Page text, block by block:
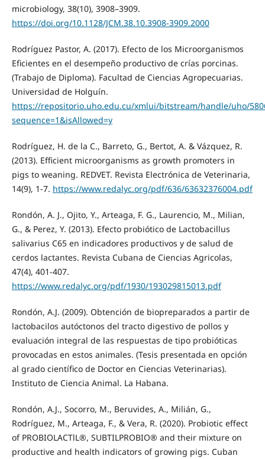
microbiology, 38(10), 3908–3909.
https://doi.org/10.1128/JCM.38.10.3908-3909.2000
Rodríguez Pastor, A. (2017). Efecto de los Microorganismos
Eficientes en el desempeño productivo de crías porcinas.
(Trabajo de Diploma). Facultad de Ciencias Agropecuarias.
Universidad de Holguín.
https://repositorio.uho.edu.cu/xmlui/bitstream/handle/uho/
sequence=1&isAllowed=y
Rodríguez, H. de la C., Barreto, G., Bertot, A. & Vázquez, R.
(2013). Efficient microorganisms as growth promoters in
pigs to weaning. REDVET. Revista Electrónica de Veterinaria,
14(9), 1-7. https://www.redalyc.org/pdf/636/63632376004.pdf
Rondón, A. J., Ojito, Y., Arteaga, F. G., Laurencio, M., Milian,
G., & Perez, Y. (2013). Efecto probiótico de Lactobacillus
salivarius C65 en indicadores productivos y de salud de
cerdos lactantes. Revista Cubana de Ciencias Agricolas,
47(4), 401-407.
https://www.redalyc.org/pdf/1930/193029815013.pdf
Rondón, A.J. (2009). Obtención de biopreparados a partir de
lactobacilos autóctonos del tracto digestivo de pollos y
evaluación integral de las respuestas de tipo probióticas
provocadas en estos animales. (Tesis presentada en opción
al grado científico de Doctor en Ciencias Veterinarias).
Instituto de Ciencia Animal. La Habana.
Rondón, A.J., Socorro, M., Beruvides, A., Milián, G.,
Rodríguez, M., Arteaga, F., & Vera, R. (2020). Probiotic effect
of PROBIOLACTlL®, SUBTILPROBIO® and their mixture on
productive and health indicators of growing pigs. Cuban